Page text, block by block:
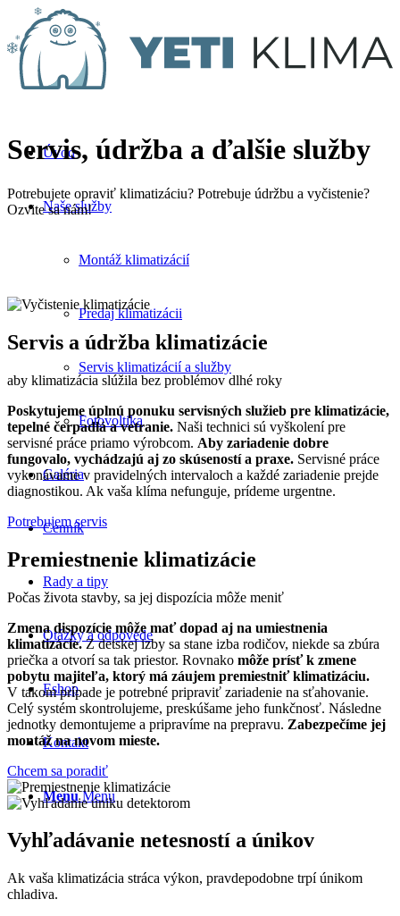
Úvod
Naše služby
Montáž klimatizácií
Predaj klimatizácii
Servis klimatizácií a služby
Fotovoltika
Galéria
Cenník
Rady a tipy
Otázky a odpovede
Eshop
Kontakt
Menu Menu
Servis, údržba a ďalšie služby
Potrebujete opraviť klimatizáciu? Potrebuje údržbu a vyčistenie?
Ozvite sa nám!
Servis a údržba klimatizácie
aby klimatizácia slúžila bez problémov dlhé roky
Poskytujeme úplnú ponuku servisných služieb pre klimatizácie,
tepelné čerpadlá a vetranie. Naši technici sú vyškolení pre
servisné práce priamo výrobcom. Aby zariadenie dobre
fungovalo, vychádzajú aj zo skúseností a praxe. Servisné práce
vykonávame v pravidelných intervaloch a každé zariadenie prejde
diagnostikou. Ak vaša klíma nefunguje, prídeme urgentne.
Potrebujem servis
Premiestnenie klimatizácie
Počas života stavby, sa jej dispozícia môže meniť
Zmena dispozície môže mať dopad aj na umiestnenia
klimatizácie.Z detskej izby sa stane izba rodičov, niekde sa zbúra
priečka a otvorí sa tak priestor. Rovnako môže prísť k zmene
pobytu majiteľa, ktorý má záujem premiestniť klimatizáciu.
V takom prípade je potrebné pripraviť zariadenie na sťahovanie.
Celý systém skontrolujeme, preskúšame jeho funkčnosť. Následne
jednotky demontujeme a pripravíme na prepravu. Zabezpečíme jej
montáž na novom mieste.
Chcem sa poradiť
Vyhľadávanie netesností a únikov
Ak vaša klimatizácia stráca výkon, pravdepodobne trpí únikom
chladiva.